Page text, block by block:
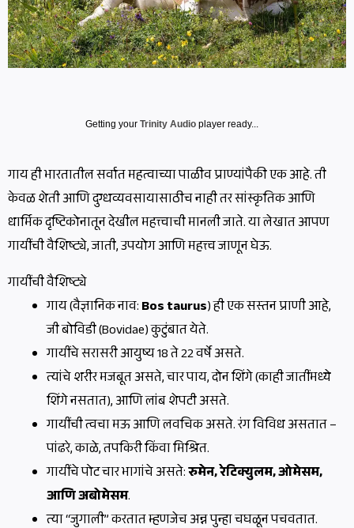
Getting yourTrinity Audio player ready...
गाय ही भारतातील सर्वात महत्वाच्या पाळीव प्राण्यांपैकी एक आहे. ती
केवळ शेती आणि दुग्धव्यवसायासाठीच नाही तर सांस्कृतिक आणि
धार्मिक दृष्टिकोनातून देखील महत्त्वाची मानली जाते. या लेखात आपण
गायींची वैशिष्ट्ये, जाती, उपयोग आणि महत्त्व जाणून घेऊ.
गायींची वैशिष्ट्ये
गाय (वैज्ञानिक नाव:Bos taurus) ही एक सस्तन प्राणी आहे,
जी बोविडी (Bovidae) कुटुंबात येते.
गायींचे सरासरी आयुष्य 18 ते 22 वर्षे असते.
त्यांचे शरीर मजबूत असते, चार पाय, दोन शिंगे (काही जातींमध्ये
शिंगे नसतात), आणि लांब शेपटी असते.
गायींची त्वचा मऊ आणि लवचिक असते. रंग विविध असतात –
पांढरे, काळे, तपकिरी किंवा मिश्रित.
गायींचे पोट चार भागांचे असते:रुमेन, रेटिक्युलम, ओमेसम,
आणि अबोमेसम.
त्या “जुगाली” करतात म्हणजेच अन्न पुन्हा चघळून पचवतात.